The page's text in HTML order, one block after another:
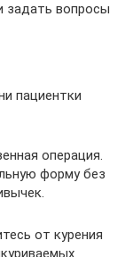
задать вопросы
пациентки
операция.
форму без
от курения